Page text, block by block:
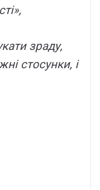
зраду,
стосунки, і